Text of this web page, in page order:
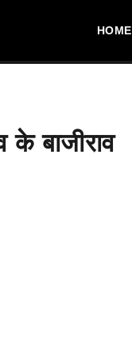
HOME
के बाजीराव